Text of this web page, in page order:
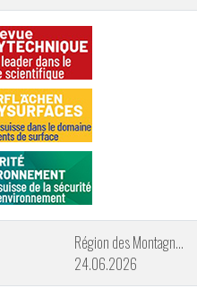
Région des Montagnes neuchâteloises
24.06.2026